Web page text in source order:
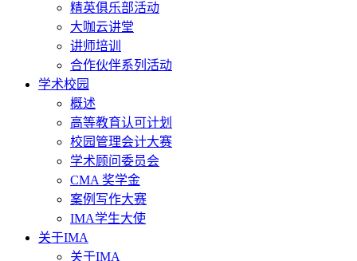
精英俱乐部活动
大咖云讲堂
讲师培训
合作伙伴系列活动
学术校园
概述
高等教育认可计划
校园管理会计大赛
学术顾问委员会
CMA 奖学金
案例写作大赛
IMA学生大使
关于IMA
关于IMA